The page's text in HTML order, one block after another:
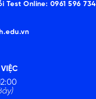
Test Online: 0961 596 734